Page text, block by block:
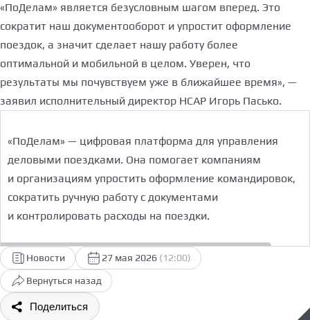
«ПоДелам» является безусловным шагом вперед. Это
сократит наш документооборот и упростит оформление
поездок, а значит сделает нашу работу более
оптимальной и мобильной в целом. Уверен, что
результаты мы почувствуем уже в ближайшее время», —
заявил исполнительный директор НСАР Игорь Пасько.
«ПоДелам» — цифровая платформа для управления
деловыми поездками. Она помогает компаниям
и организациям упростить оформление командировок,
сократить ручную работу с документами
и контролировать расходы на поездки.
Новости 27 мая 2026 (12:00)
Вернуться назад
Поделиться